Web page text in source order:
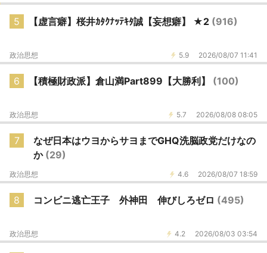
5 【虚言癖】桜井ｶﾀｸﾅｯﾃｷﾀ誠【妄想癖】 ★2 (916)
5.9 2026/08/07 11:41
政治思想
6 【積極財政派】倉山満Part899【大勝利】 (100)
5.7 2026/08/08 08:05
政治思想
7
なぜ日本はウヨからサヨまでGHQ洗脳政党だけなの
か (29)
4.6 2026/08/07 18:59
政治思想
8 コンビニ逃亡王子 外神田 伸びしろゼロ (495)
4.2 2026/08/03 03:54
政治思想